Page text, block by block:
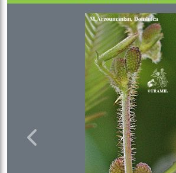
Previous